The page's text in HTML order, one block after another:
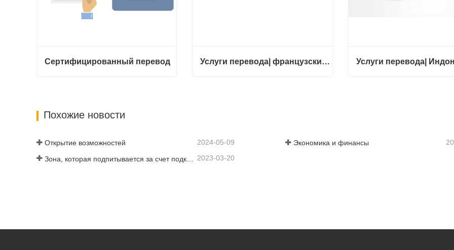
Сертифицированный перевод Услуги перевода| французский с китайского или на китайский
Похожие новости
Открытие возможностей 2024-05-09 Экономика и финансы
2023-03-20